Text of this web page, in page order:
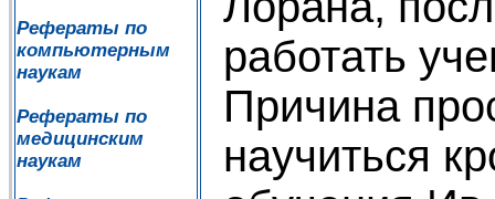
Рефераты по
компьютерным
наукам
Рефераты по
медицинским
наукам
работать
Причина
научиться